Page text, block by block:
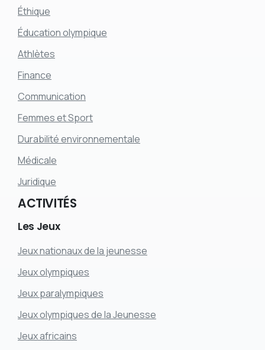
Éthique
Éducation olympique
Athlètes
Finance
Communication
Femmes et Sport
Durabilité environnementale
Médicale
Juridique
ACTIVITÉS
Les Jeux
Jeux nationaux de la jeunesse
Jeux olympiques
Jeux paralympiques
Jeux olympiques de la Jeunesse
Jeux africains